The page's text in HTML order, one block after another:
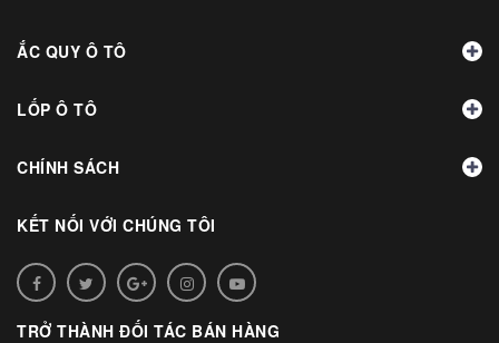
ẮC QUY Ô TÔ
LỐP Ô TÔ
CHÍNH SÁCH
KẾT NỐI VỚI CHÚNG TÔI
TRỞ THÀNH ĐỐI TÁC BÁN HÀNG